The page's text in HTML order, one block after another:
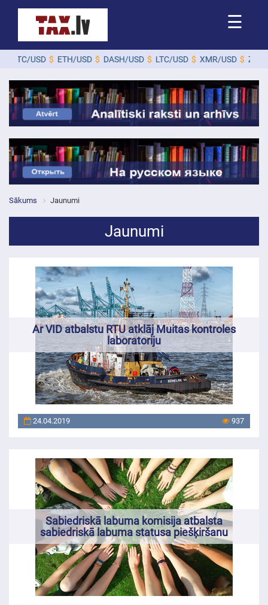
☰
ETH/USD $ DASH/USD$ LTC/USD$ XMR/USD $ ZEC/USD$
Sākums Jaunumi
Jaunumi
Ar VID atbalstu RTU atklāj Muitas kontroles
laboratoriju
24.04.2019 937
Sabiedriskā labuma komisija atbalsta
sabiedriskā labuma statusa piešķiršanu